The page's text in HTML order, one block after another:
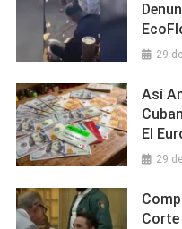
29
Así
El
29
Corte